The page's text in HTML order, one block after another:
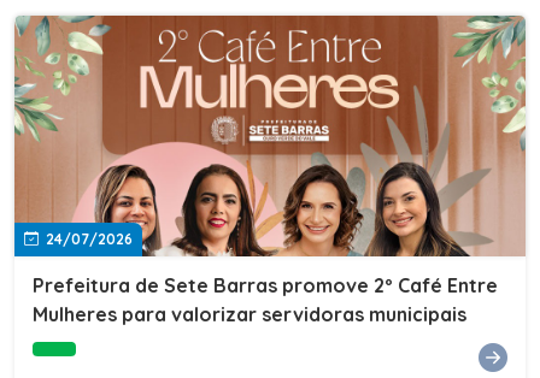
24/07/2026
Prefeitura de Sete Barras promove 2º Café Entre
Mulheres para valorizar servidoras municipais